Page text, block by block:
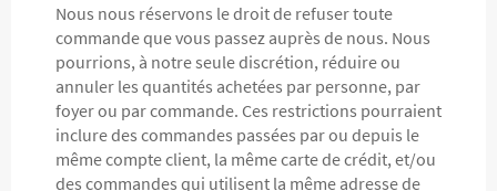
Nous nous réservons le droit de refuser toute
commande que vous passez auprès de nous. Nous
pourrions, à notre seule discrétion, réduire ou
annuler les quantités achetées par personne, par
foyer ou par commande. Ces restrictions pourraient
inclure des commandes passées par ou depuis le
même compte client, la même carte de crédit, et/ou
des commandes qui utilisent la même adresse de